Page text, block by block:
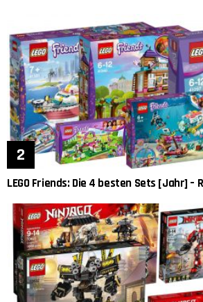
LEGO Friends: Die 4 besten Sets [Jahr] –